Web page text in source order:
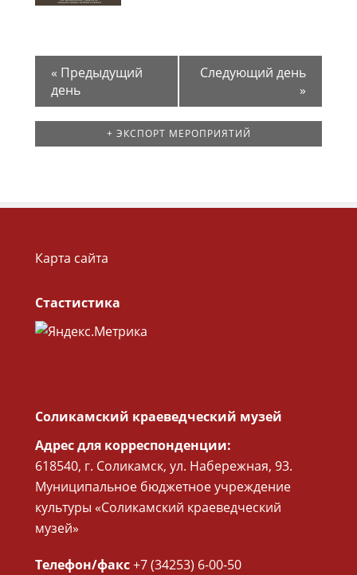
« Предыдущий
день
Следующий день
»
+ ЭКСПОРТ МЕРОПРИЯТИЙ
Карта сайта
Стастистика
Соликамский краеведческий музей
Адрес для корреспонденции:
618540, г. Соликамск, ул. Набережная, 93.
Муниципальное бюджетное учреждение
культуры «Соликамский краеведческий
музей»
Телефон/факс+7 (34253) 6-00-50